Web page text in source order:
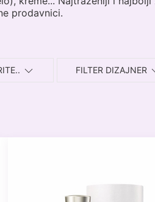
prodavnici.
FILTER DIZAJNER